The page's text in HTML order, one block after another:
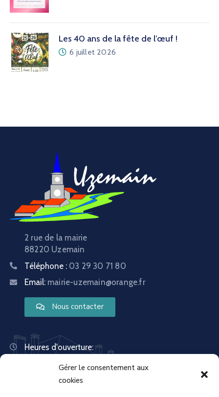
Gérer le consentement aux
cookies
Les 40 ans de la fête de l’œuf !
6 juillet 2026
2 rue de la mairie
88220 Uzemain
Téléphone : 03 29 30 71 80
Email: mairie-uzemain@orange.fr
Nous contacter
Heures d'ouverture:
Mardi : 13:30 – 18:00
Mercredi : 08:30 – 12:00 | 14:00 – 17:00